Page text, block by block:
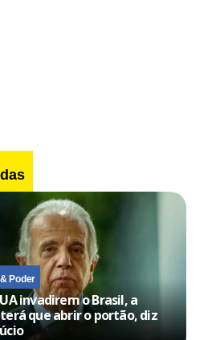
Poder
invadirem o Brasil, a
que abrir o portão, diz